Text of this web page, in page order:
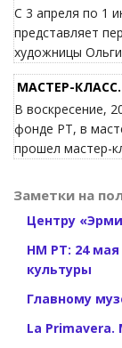
С 3 апреля по 1
представляет
художницы
МАСТЕР-
В воскресение,
фонде РТ, в
прошел мастер-
Заметки на
Центру
НМ РТ: 24
культуры
Главному
La